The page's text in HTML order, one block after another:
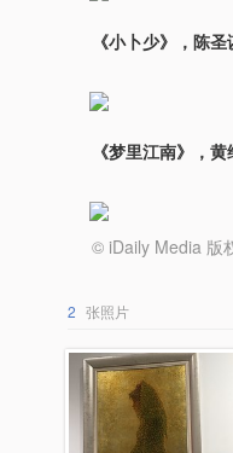
《小卜少》，陈
《梦里江南》，
© iDaily Media 版
2 张照片